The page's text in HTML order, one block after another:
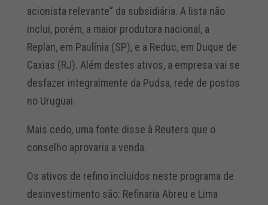
acionista relevante” da subsidiária. A lista não
inclui, porém, a maior produtora nacional, a
Replan, em Paulínia (SP), e a Reduc, em Duque de
Caxias (RJ). Além destes ativos, a empresa vai se
desfazer integralmente da Pudsa, rede de postos
no Uruguai.
Mais cedo, uma fonte disse à Reuters que o
conselho aprovaria a venda.
Os ativos de refino incluídos neste programa de
desinvestimento são: Refinaria Abreu e Lima